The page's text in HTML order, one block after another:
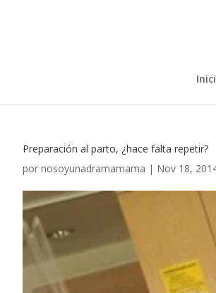
Preparación al parto, ¿hace falta repetir?
por nosoyunadramamama | Nov 18,